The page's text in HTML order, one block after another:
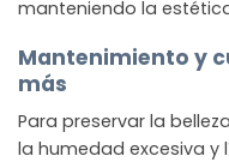
manteniendo la
Mantenimiento y
más
Para preservar la
la humedad excesiva y